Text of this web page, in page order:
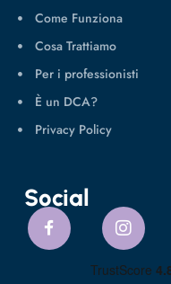
Come Funziona
Cosa Trattiamo
Per i professionisti
È un DCA?
Privacy Policy
Social